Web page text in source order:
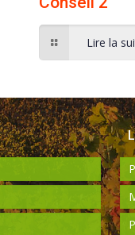
Lire la